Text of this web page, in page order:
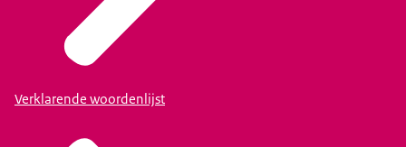
Verklarende woordenlijst